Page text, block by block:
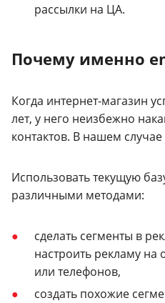
рассылки на ЦА.
Почему именно
Когда интернет-магазин
лет, у него неизбежно
контактов. В нашем
Использовать текущую
различными методами:
сделать сегменты в
настроить рекламу на
или телефонов,
создать похожие